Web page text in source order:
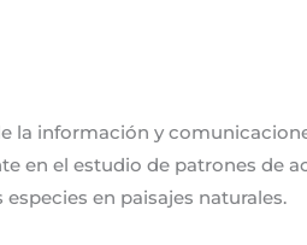
la información y
en el estudio de patrones de
en paisajes naturales.